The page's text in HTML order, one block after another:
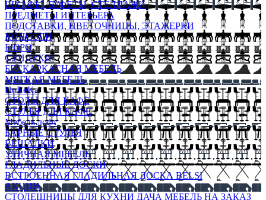
ШКАФЫ, БУФЕТЫ, СТЕЛЛАЖИ
ПРЕДМЕТЫ ИНТЕРЬЕРА
ПОДСТАВКИ, ЦВЕТОЧНИЦЫ, ЭТАЖЕРКИ
КОНСОЛИ
БЮРО
СУНДУКИ
БЕСКАРКАСНАЯ МЕБЕЛЬ
МЯГКАЯ МЕБЕЛЬ
HoReKa
СТОЛЫ ДЛЯ КАФЕ
СТУЛЬЯ ДЛЯ КАФЕ
Мебель лофт
БАРНЫЕ СТУЛЬЯ
ВЕШАЛКИ
УЛИЧНАЯ МЕБЕЛЬ
ГЛАДИЛЬНЫЕ ДОСКИ
ВСТРОЕННАЯ ГЛАДИЛЬНАЯ ДОСКА BELSI
АКЦИИ
СТОЛЕШНИЦЫ ДЛЯ КУХНИ ДАЧА МЕБЕЛЬ НА ЗАКАЗ